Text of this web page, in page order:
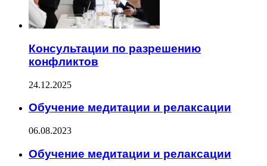
Консультации по разрешению
конфликтов
24.12.2025
Обучение медитации и релаксации
06.08.2023
Обучение медитации и релаксации